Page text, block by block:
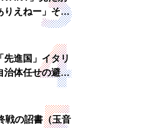
りえねー」その
公然組織ゆえ
先進国」イタリ
体任せの避難
災者への温かい
戦の詔書（玉音